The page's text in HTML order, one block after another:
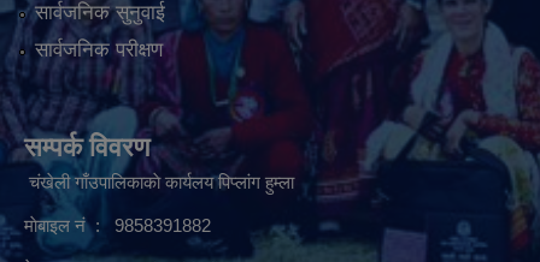
सार्वजनिक सुनुवाई
सार्वजनिक परीक्षण
सम्पर्क विवरण
चंखेली गाँउपालिकाकाे कार्यलय पिप्लांग हुम्ला
माेबाइल नं : 9858391882